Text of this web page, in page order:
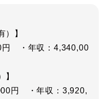
）】
円 ・年収：4,340,00
】
円 ・年収：3,920,